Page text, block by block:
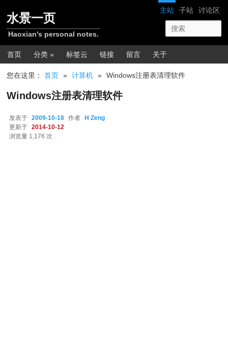
网站导航
主站 子站 讨论区
水景一页
Haoxian's personal notes.
主菜单
首页 分类 » 标签云 链接 留言 关于
您在这里：首页 » 计算机 » Windows注册表清理软件
Windows注册表清理软件
发表于 2009-10-18 作者
H Zeng
更新于
2014-10-12
浏览量 1,176 次